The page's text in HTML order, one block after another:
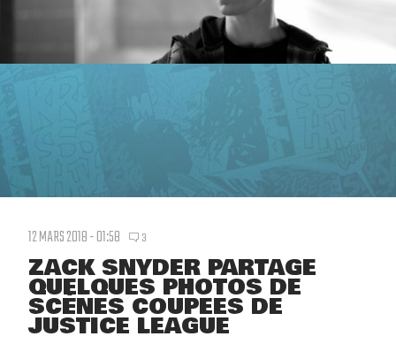
12 MARS 2018 - 01:58 3
ZACK SNYDER PARTAGE
QUELQUES PHOTOS DE
SCÈNES COUPÉES DE
JUSTICE LEAGUE